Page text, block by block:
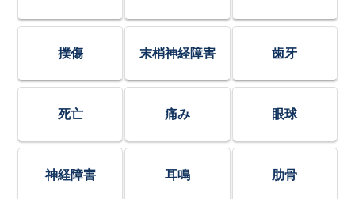
撲傷 末梢神経障害 歯牙
死亡 痛み 眼球
神経障害 耳鳴 肋骨